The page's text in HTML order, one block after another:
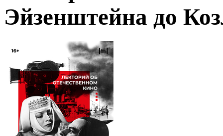
Эйзенштейна до